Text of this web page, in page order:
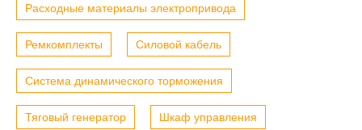
Расходные материалы электропривода
Ремкомплекты Силовой кабель
Система динамического торможения
Тяговый генератор Шкаф управления